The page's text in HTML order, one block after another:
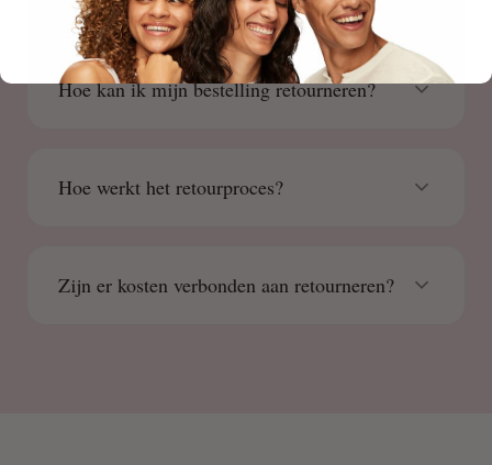
Hoe kan ik mijn bestelling retourneren?
Hoe werkt het retourproces?
Zijn er kosten verbonden aan retourneren?